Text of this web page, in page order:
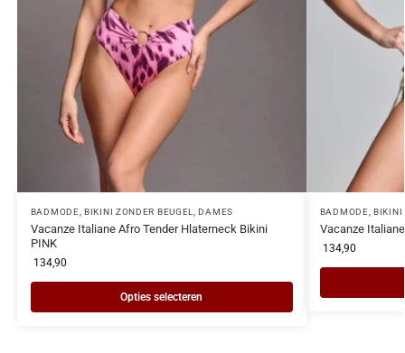
BADMODE ,BIKINI ZONDER BEUGEL ,DAMES
Vacanze Italiane Afro Tender Hlaterneck Bikini
PINK
134,90
Opties selecteren
BADMODE ,BIKINI
Vacanze
134,90